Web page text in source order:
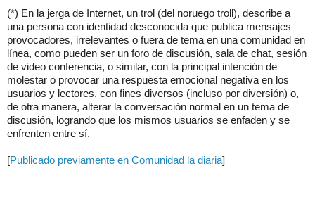
(*) En la jerga de Internet, un trol (del noruego troll), describe a
una persona con identidad desconocida que publica mensajes
provocadores, irrelevantes o fuera de tema en una comunidad en
línea, como pueden ser un foro de discusión, sala de chat, sesión
de video conferencia, o similar, con la principal intención de
molestar o provocar una respuesta emocional negativa en los
usuarios y lectores, con fines diversos (incluso por diversión)​ o,
de otra manera, alterar la conversación normal en un tema de
discusión, logrando que los mismos usuarios se enfaden y se
enfrenten entre sí.
[Publicado previamente en Comunidad la diaria]